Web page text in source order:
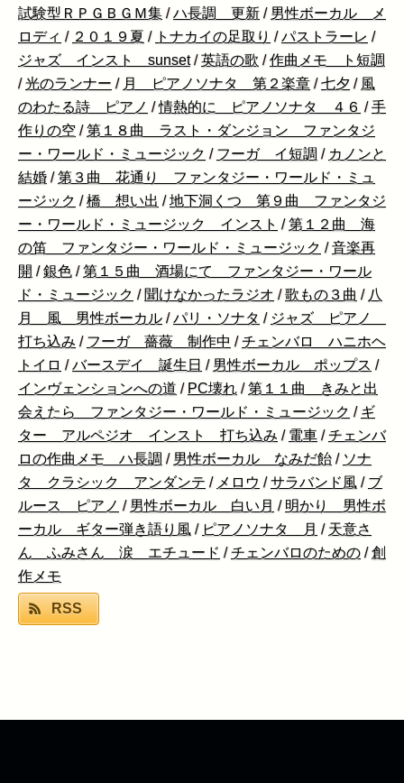
試験型ＲＰＧＢＧＭ集 /ハ長調 更新 / 男性ボーカル メ
ロディ / ２０１９夏 / トナカイの足取り /パストラーレ /
ジャズ インスト sunset /英語の歌 /作曲メモ ト短調
/光のランナー / 月 ピアノソナタ 第２楽章 /七夕 / 風
のわたる詩 ピアノ /情熱的に ピアノソナタ ４６ /手
作りの空 /第１８曲 ラスト・ダンジョン ファンタジ
ー・ワールド・ミュージック / フーガ イ短調 / カノンと
結婚 /第３曲 花通り ファンタジー・ワールド・ミュ
ージック /橋 想い出 /地下洞くつ 第９曲 ファンタジ
ー・ワールド・ミュージック インスト /第１２曲 海
の笛 ファンタジー・ワールド・ミュージック /音楽再
開 /銀色 /第１５曲 酒場にて ファンタジー・ワール
ド・ミュージック / 聞けなかったラジオ /歌もの３曲 / 八
月 風 男性ボーカル /パリ・ソナタ / ジャズ ピアノ
打ち込み / フーガ 薔薇 制作中 /チェンバロ ハニホヘ
トイロ /バースデイ 誕生日 / 男性ボーカル ポップス /
インヴェンションへの道 / PC壊れ /第１１曲 きみと出
会えたら ファンタジー・ワールド・ミュージック / ギ
ター アルペジオ インスト 打ち込み / 電車 /チェンバ
ロの作曲メモ ハ長調 / 男性ボーカル なみだ飴 / ソナ
タ クラシック アンダンテ / メロウ /サラバンド風 / ブ
ルース ピアノ / 男性ボーカル 白い月 / 明かり 男性ボ
ーカル ギター弾き語り風 / ピアノソナタ 月 / 天意さ
ん ふみさん 涙 エチュード /チェンバロのための /創
作メモ
RSS